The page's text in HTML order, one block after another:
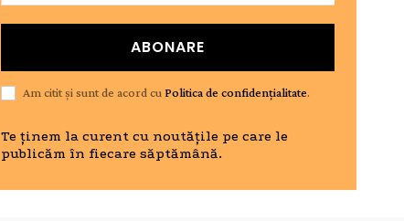
ABONARE
Am citit și sunt de acord cuPolitica de confidențialitate.
Te ținem la curent cu noutățile pe care le
publicăm în fiecare săptămână.